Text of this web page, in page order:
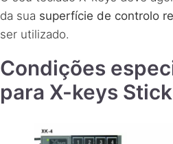
da sua superfície de controlo
ser utilizado.
Condições
para X-keys